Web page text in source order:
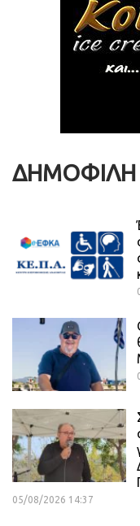
ΔΗΜΟΦΙΛΗ
05/08/2026 14:37